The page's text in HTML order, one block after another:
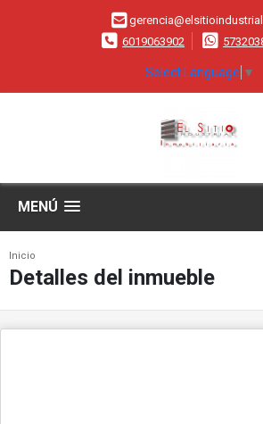
6019063902
Select Language ▼
MENÚ
Inicio
Detalles del inmueble